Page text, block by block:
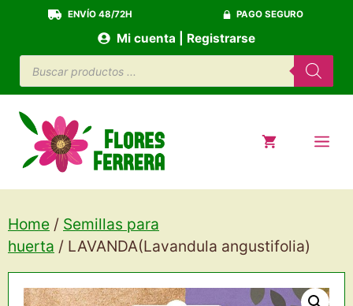
contenido
ENVÍO 48/72H PAGO SEGURO
Búsqueda
de
productos
Mi cuenta | Registrarse
Home / Semillas para
huerta / LAVANDA(Lavandula angustifolia)